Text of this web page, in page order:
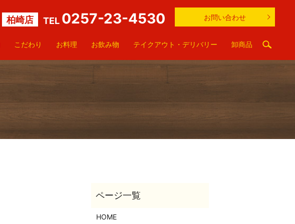
柏崎店 TEL 0257-23-4530 お問い合わせ
こだわり お料理 お飲み物 テイクアウト・デリバリー 卸商品
HOME